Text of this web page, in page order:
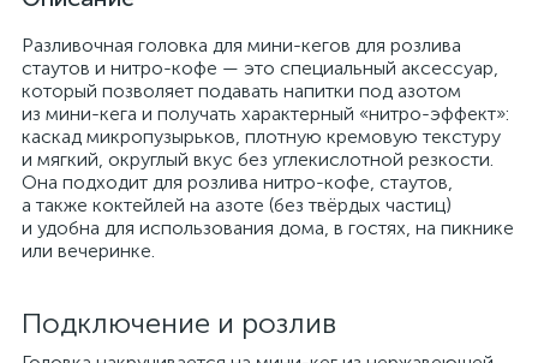
Разливочная головка для мини-кегов для розлива
стаутов и нитро-кофе — это специальный аксессуар,
который позволяет подавать напитки под азотом
из мини-кега и получать характерный «нитро-эффект»:
каскад микропузырьков, плотную кремовую текстуру
и мягкий, округлый вкус без углекислотной резкости.
Она подходит для розлива нитро-кофе, стаутов,
а также коктейлей на азоте (без твёрдых частиц)
и удобна для использования дома, в гостях, на пикнике
или вечеринке.
Подключение и розлив